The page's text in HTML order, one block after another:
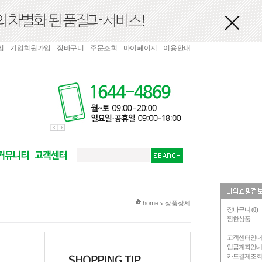
장바구니 (0)
찜한상품
고객센터안내
입금계좌안내
카드결제조회
기업회원가입 장바구니 주문조회 마이페이지 이용안내
현재 위치
home > 상품상세